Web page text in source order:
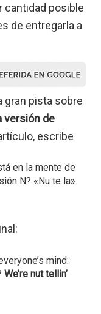
cantidad posible
de entregarla a
gran pista sobre
versión de
escribe
en la mente de
N? «Nu te la»
mind:
We’re nut tellin’